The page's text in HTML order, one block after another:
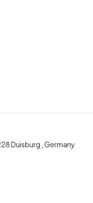
Duisburg , Germany